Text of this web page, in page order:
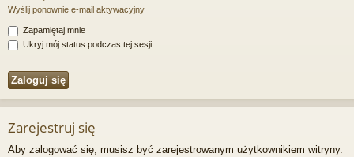
Wyślij ponownie e-mail aktywacyjny
Zapamiętaj mnie
Ukryj mój status podczas tej sesji
Zarejestruj się
Aby zalogować się, musisz być zarejestrowanym użytkownikiem witryny.